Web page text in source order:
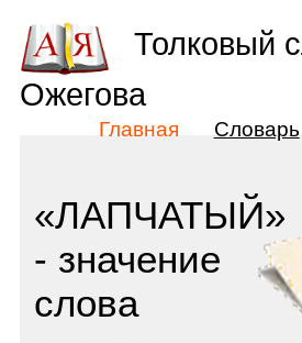
«ЛАПЧАТЫЙ»
- значение
слова
Толковый
Ожегова
Главная Словарь